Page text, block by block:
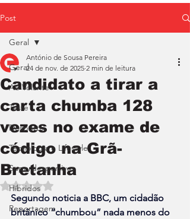
Post
Geral
Ao Volante
Teste
Desporto
Tecnologia e Lifestyle
Superdesportivos
Híbridos
Reportagem
Geral
Candidato a tirar a
carta chumba 128
vezes no exame de
código na Grã-
Bretanha
António de Sousa Pereira
24 de nov. de 2025 2 min de leitura
Avaliado com NaN de 5 estrelas.
Segundo noticia a BBC, um cidadão
britânico “chumbou” nada menos do